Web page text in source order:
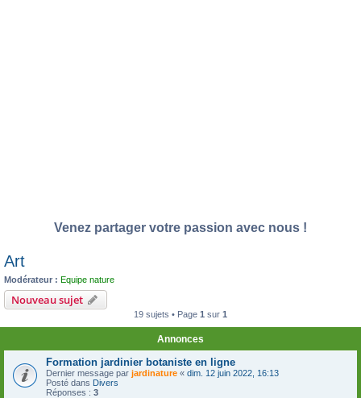
Venez partager votre passion avec nous !
Art
Modérateur : Equipe nature
Nouveau sujet
19 sujets • Page 1 sur 1
Annonces
Formation jardinier botaniste en ligne
Dernier message par jardinature « dim. 12 juin 2022, 16:13
Posté dans Divers
Réponses : 3